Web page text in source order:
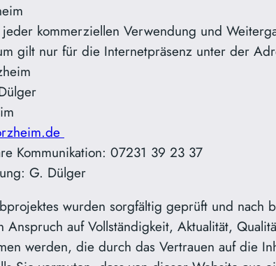
kommerziellen Verwendung und
gilt nur für die Internetpräsenz unter der
Kommunikation: 07231 39 23 37
G. Dülger
wurden sorgfältig geprüft und
auf Vollständigkeit, Aktualität,
werden, die durch das Vertrauen auf die